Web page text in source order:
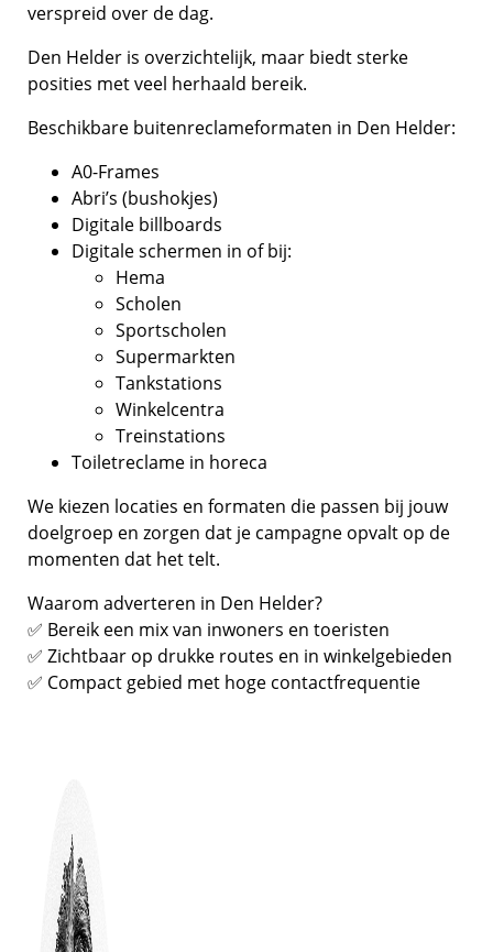
verspreid over de dag.
Den Helder is overzichtelijk, maar biedt sterke
posities met veel herhaald bereik.
Beschikbare buitenreclameformaten in Den Helder:
A0-Frames
Abri’s (bushokjes)
Digitale billboards
Digitale schermen in of bij:
Hema
Scholen
Sportscholen
Supermarkten
Tankstations
Winkelcentra
Treinstations
Toiletreclame in horeca
We kiezen locaties en formaten die passen bij jouw
doelgroep en zorgen dat je campagne opvalt op de
momenten dat het telt.
Waarom adverteren in Den Helder?
✅ Bereik een mix van inwoners en toeristen
✅ Zichtbaar op drukke routes en in winkelgebieden
✅ Compact gebied met hoge contactfrequentie